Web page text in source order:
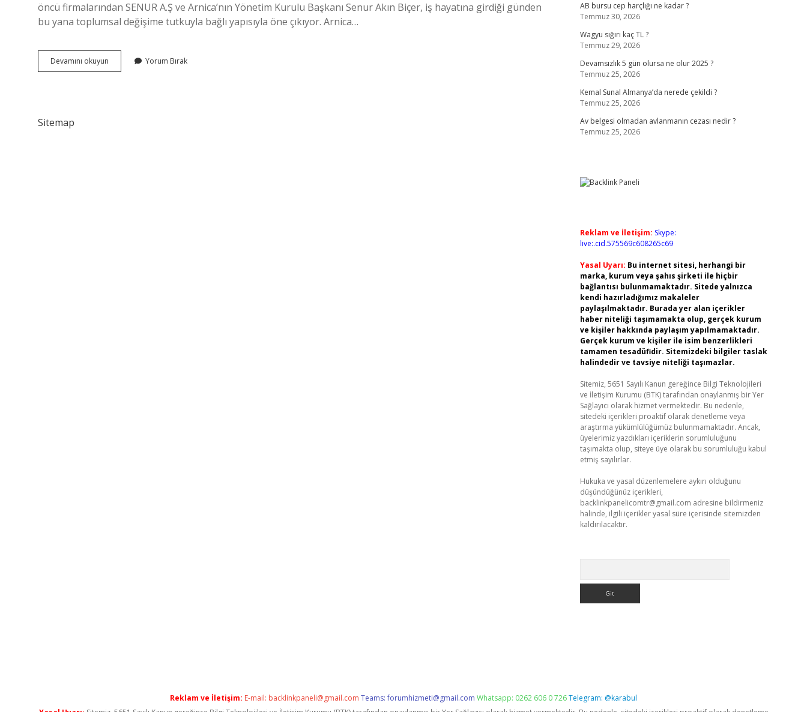
öncü firmalarından SENUR A.Ş ve Arnica’nın Yönetim Kurulu Başkanı Senur Akın Biçer, iş hayatına girdiği günden
bu yana toplumsal değişime tutkuyla bağlı yapısıyla öne çıkıyor. Arnica…
Devamını okuyun
Yerli
Yorum Bırak
Sitemap
AB bursu cep harçlığı ne kadar ?
Temmuz 30, 2026
Wagyu sığırı kaç TL ?
Temmuz 29, 2026
Devamsızlık 5 gün olursa ne olur 2025 ?
Temmuz 25, 2026
Kemal Sunal Almanya’da nerede çekildi ?
Temmuz 25, 2026
Av belgesi olmadan avlanmanın cezası nedir ?
Temmuz 25, 2026
Reklam ve İletişim: Skype:
live:.cid.575569c608265c69
Yasal Uyarı: Bu internet sitesi, herhangi bir
marka, kurum veya şahıs şirketi ile hiçbir
bağlantısı bulunmamaktadır. Sitede yalnızca
kendi hazırladığımız makaleler
paylaşılmaktadır. Burada yer alan içerikler
haber niteliği taşımamakta olup, gerçek kurum
ve kişiler hakkında paylaşım yapılmamaktadır.
Gerçek kurum ve kişiler ile isim benzerlikleri
tamamen tesadüfidir. Sitemizdeki bilgiler taslak
halindedir ve tavsiye niteliği taşımazlar.
Sitemiz, 5651 Sayılı Kanun gereğince Bilgi Teknolojileri
ve İletişim Kurumu (BTK) tarafından onaylanmış bir Yer
Sağlayıcı olarak hizmet vermektedir. Bu nedenle,
sitedeki içerikleri proaktif olarak denetleme veya
araştırma yükümlülüğümüz bulunmamaktadır. Ancak,
üyelerimiz yazdıkları içeriklerin sorumluluğunu
taşımakta olup, siteye üye olarak bu sorumluluğu kabul
etmiş sayılırlar.
Hukuka ve yasal düzenlemelere aykırı olduğunu
düşündüğünüz içerikleri,
backlinkpanelicomtr@gmail.com adresine bildirmeniz
halinde, ilgili içerikler yasal süre içerisinde sitemizden
kaldırılacaktır.
Reklam ve İletişim: E-mail: backlinkpaneli@gmail.com Teams:forumhizmeti@gmail.com Whatsapp: 0262 606 0 726Telegram: @karabul